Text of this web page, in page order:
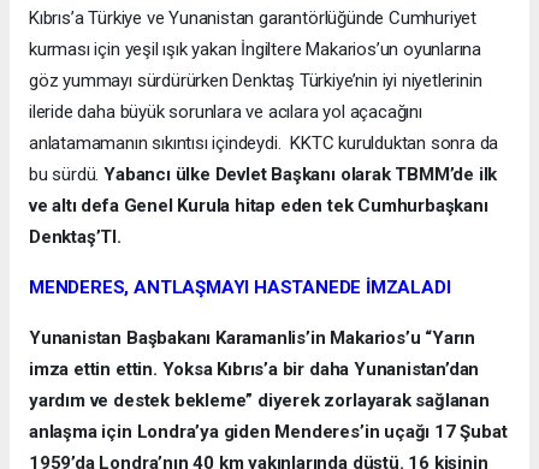
Kıbrıs’a Türkiye ve Yunanistan garantörlüğünde Cumhuriyet
kurması için yeşil ışık yakan İngiltere Makarios’un oyunlarına
göz yummayı sürdürürken Denktaş Türkiye’nin iyi niyetlerinin
ileride daha büyük sorunlara ve acılara yol açacağını
anlatamamanın sıkıntısı içindeydi. KKTC kurulduktan sonra da
bu sürdü.Yabancı ülke Devlet Başkanı olarak TBMM’de ilk
ve altı defa Genel Kurula hitap eden tek Cumhurbaşkanı
Denktaş’TI.
MENDERES, ANTLAŞMAYI HASTANEDE İMZALADI
Yunanistan Başbakanı Karamanlis’in Makarios’u “Yarın
imza ettin ettin. Yoksa Kıbrıs’a bir daha Yunanistan’dan
yardım ve destek bekleme” diyerek zorlayarak sağlanan
anlaşma için Londra’ya giden Menderes’in uçağı 17 Şubat
1959’da Londra’nın 40 km yakınlarında düştü. 16 kişinin